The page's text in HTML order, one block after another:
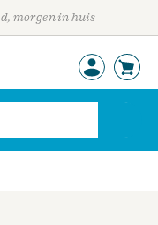
morgen in huis